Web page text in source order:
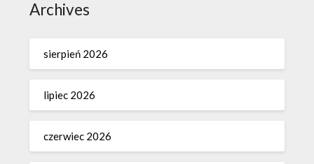
Archives
sierpień 2026
lipiec 2026
czerwiec 2026